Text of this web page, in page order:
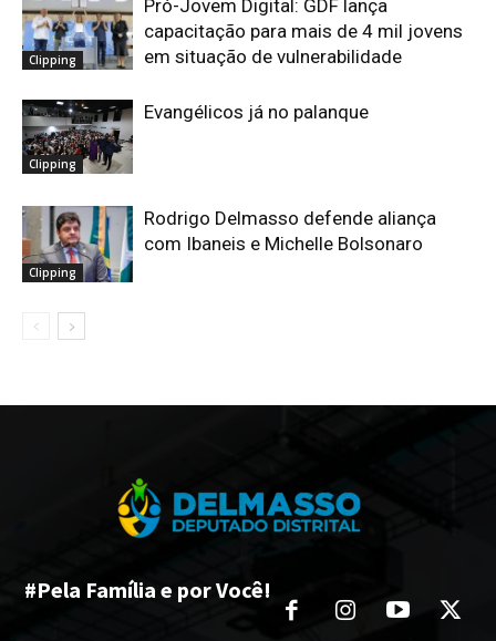
Clipping
Pró-Jovem Digital: GDF lança
capacitação para mais de 4 mil jovens
em situação de vulnerabilidade
Clipping
Evangélicos já no palanque
Clipping
Rodrigo Delmasso defende aliança
com Ibaneis e Michelle Bolsonaro
#Pela Família e por Você!